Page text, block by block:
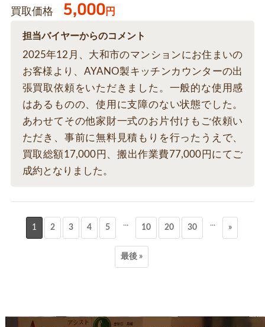
買取価格 5,000円
担当バイヤーからのコメント
2025年12月、大和市のマンションにお住まいの
お客様より、AYANO製キッチンカウンターの出
張買取依頼をいただきました。一般的な使用感
はあるものの、使用に支障のない状態でした。
あわせてその他家財一式のお片付けもご依頼い
ただき、事前に無料見積もりを行ったうえで、
買取総額17,000円、搬出作業費77,000円にてご
成約となりました。
1 2 3 4 5 ... 10 20 30 ... »
最後 »